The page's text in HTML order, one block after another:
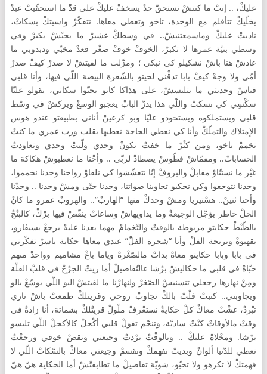
عليكْ، .. إنتْ ما كنتشْ تستحقّْ حدْ يسخفْ عليكْ على قدّْ ما استحقّيتْ عبدْ
يخلّيكْ تتأقلم مع الوحدة، تاخو وتعطي معاها. نتفكّرْ واسيتكْ بسكاتْ،
ناديتْ عليكْ وماسمعتنيشْ.. في وسطكْ غشيرْ ما يحبّشْ يكبرْ وفي
وسطي بنيّة عمرها لا تكبرْ، الخوفْ خوفْ صغْر قعدْ مخبّي ودبدوبي ما
عادشْ هنا باشْ نشكيلو كي نبكي ؛ ومزّلت ما لقيتشْ لا صدرْ كيفْ صدرْ
أمّي ولا وجهْ كيفْ بابا تدڤْني لحيتو بالشّعرة البيضة اللّي فيها، وأنا قلبي
قياسْ وحديثي ما يتلبسشْ، على هذاكا كانو يحبّوا سكاتي، يقولو عليّا
سكْسِي كي نسكتْ واللّي هذا يدزّ البابْ يعجبو الوسعْ ويركشْ في وسْط
قلبي ويستملكوه ويستحوذو عليّا وبو كرعينْ أناني بطبيعتو عندو هوس
الإمتلاك والتملّكْ وأنا كي نعطي الحاجة نعطيها بقلب ورب عمري ما كنتْ
نخممْ ناخو، ومن كثْرْ ما خفتْ نكونْ وحدي ولّيتْ وحدي وتعاودتْ
الحساباتْ.. ومفمّاشْ قطّوسْ يصطادْ لربّي .. وأحْنا ما نعطيوشْ هكاكة ما
غيْر ما نستنّاوْ مقابلْ والبروفْ إنّا نتغشّشوا كي نلقاوْ رواحنا وحدنا نخمموا،
وحدنا نتوجعوا وكي نحكيو تجاوبنا صواتنا، وحدنا حتّى ومشْ وحدنا .. وحدْنا
وأحنا ثنينْ.. هسْتيريا ومشْ وحدكْ منها “الهاربْ”.. والهروبْ عمرو ما كانْ
الحلْ خاطر يؤجّل الوجيعةْ وما يداويهاشْ وساعاتْ ينقّصْ فيها برْكْ، كالبنْجْ
بالظّبْطْ حكايتو مربوطة بالوقتْ والتّخمامْ مهما بعدنا عليهْ يرجعْ بسيڤارو،
بقهيوةْ وبريحة الفلْ وأنا “شجرة الفلّْ” عندي معاها حكاية ياسرْ تفكّرني
في بابا وبابا حكايتو معاهْ بداتْ مالصّغْرهْ وياما باعْ مشاميم وواحدْ منهم
خبّاهْ في قلبي ما حكاليشْ برْشا عالتّفاصيلْ أما ريتْ الجرْحْ في قلبْ الفلّة
ومِنْ نهارها رجعلي تنسنيسْ الصّغرْ ولنهارْنا ما لقيتشْ البو اللّي يوسّعْ بالو
ويجاوبني.. كتبتْ قلْتْ بالكْ نجاوبْ روحي وقريتلكْ طمعتْ باشْ ناري
تبْردْ، عشْتْ معاكْ كلْ حكايةْ نستعْرفْ ملّولْ قريتْلكْ بشماتة، أنا زادةْ في
وقتْ مالأوقاتْ كنْتْ ساديّة، وتنجّم تقولْ قلبي أكْحلْ كالأكحلْ اللّي تلبسو
برْشا. ومحْلاهْ عليكْ .. وبالوقْتْ برْدتْ وجيعتي ونقصْ خوفي ورجعْتْ
نعطي للدّنيا ألوانْ وبديتْ نفهمكْ ونقسمْ وجيعتي معاكْ بالسّكاتْ اللّي لا
فهمتكْ لا تكرهو ولا تحبّو، شويّة تفاصيلْ ما تطابقتْشْ أما الحكاية هيّ هيّ